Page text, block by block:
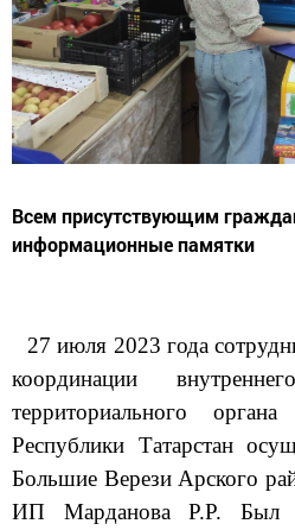
информационные памятки
координации
территориального органа
Республики Татарстан
Большие Верези Арского
ИП Марданова Р.Р. Был